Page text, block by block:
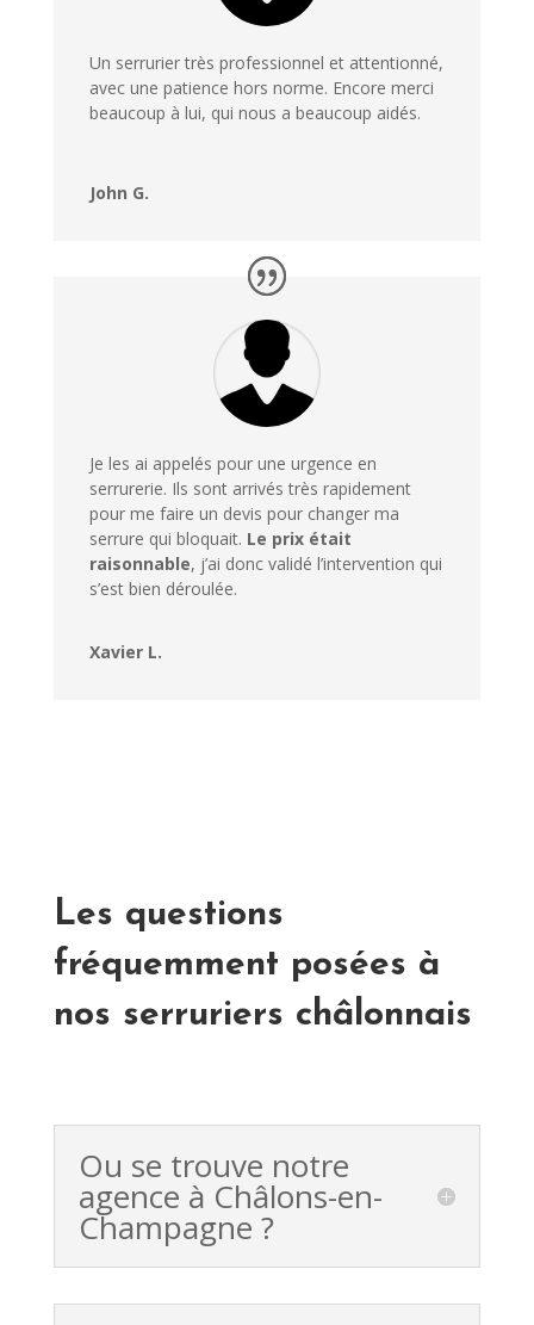
Un serrurier très professionnel et attentionné,
avec une patience hors norme. Encore merci
beaucoup à lui, qui nous a beaucoup aidés.
John G.
Je les ai appelés pour une urgence en
serrurerie. Ils sont arrivés très rapidement
pour me faire un devis pour changer ma
serrure qui bloquait. Le prix était
raisonnable, j’ai donc validé l’intervention qui
s’est bien déroulée.
Xavier L.
Les questions
fréquemment posées à
nos serruriers châlonnais
Ou se trouve notre
agence à Châlons-en-
Champagne ?